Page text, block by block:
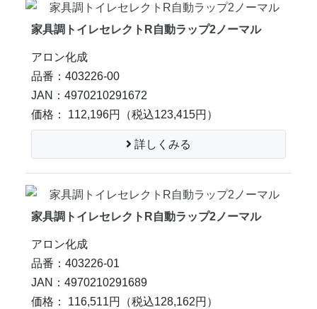
家具調トイレセレクトR自動ラップ2ノーマル
アロン化成
品番：403226-00
JAN：4970210291672
価格： 112,196円
（税込123,415円）
詳しくみる
家具調トイレセレクトR自動ラップ2ノーマル
アロン化成
品番：403226-01
JAN：4970210291689
価格： 116,511円
（税込128,162円）